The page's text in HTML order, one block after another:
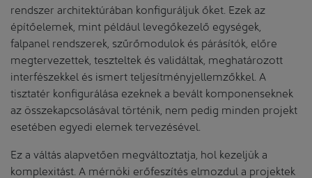
rendszer architektúrában konfiguráljuk őket. Ezek az
építőelemek, mint például levegőkezelő egységek,
falpanel rendszerek, szűrőmodulok és párásítók, előre
megtervezettek, teszteltek és validáltak, meghatározott
interfészekkel és ismert teljesítményjellemzőkkel. A
tisztatér konfigurálása ezeknek a bevált komponenseknek
az összekapcsolásával történik, nem pedig minden projekt
esetében egyedi elemek tervezésével.
Ez a váltás alapvetően megváltoztatja, hol kezeljük a
komplexitást. A mérnöki erőfeszítés elmozdul a projektek